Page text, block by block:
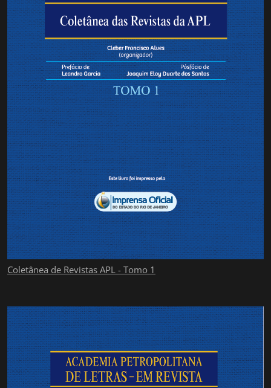
Coletânea de Revistas APL - Tomo 1